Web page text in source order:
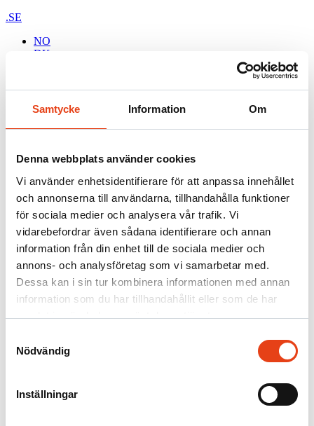
Samtycke Information Om
Denna webbplats använder cookies
Vi använder enhetsidentifierare för att anpassa innehållet
och annonserna till användarna, tillhandahålla funktioner
för sociala medier och analysera vår trafik. Vi
vidarebefordrar även sådana identifierare och annan
information från din enhet till de sociala medier och
annons- och analysföretag som vi samarbetar med.
Dessa kan i sin tur kombinera informationen med annan
information som du har tillhandahållit eller som de har
samlat in när du har använt deras tjänster.
Nödvändig
Inställningar
.SE
NO
DK
Sök
Firesafe/
Referensprojekt
Life City – Stockholm
Firesafe är i slutfasen av projekt Life City – ett nytt centrum för
affärsutveckling och service kopplat till vård och forskning,
placerat mitt i Hagastaden, ovanpå E4:an, BTA yta 31 900 m2.
Firesafe utför brandtätning, ljudtätning, brandfogning på projektet
som beräknas färdigställas under våren 2022.
Life City blir entrén och skyltfönstret för Hagastaden vid
Skandinaviens mest visuella plats mitt mellan Solna och Stockholm
år.Projektet utförs åt Atrium Ljungberg. Certifiering BREEAM
Excellent.
När Sweden Green Building Awards delades ut för årets BREEAM-